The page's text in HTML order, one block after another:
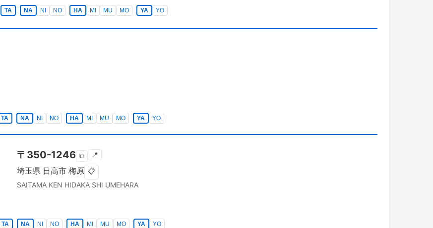
TA NA NI NO HA MI MU MO YA YO
TA NA NI NO HA MI MU MO YA YO
〒 350-1246 ⧉ 📍
埼玉県 日高市 梅原 📋
SAITAMA KEN HIDAKA SHI UMEHARA
TA NA NI NO HA MI MU MO YA YO